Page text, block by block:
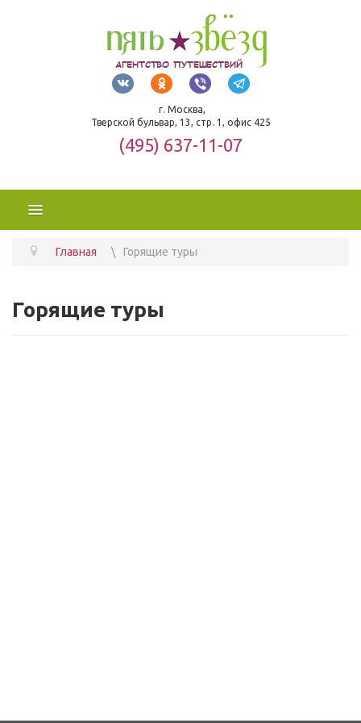
г. Москва,
Тверской бульвар, 13, стр. 1, офис 425
(495) 637-11-07
Главная Горящие туры
Горящие туры